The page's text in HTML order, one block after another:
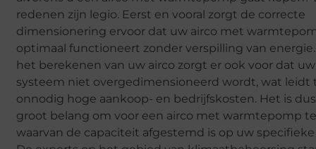
redenen zijn legio. Eerst en vooral zorgt de correcte
dimensionering ervoor dat uw airco met
optimaal functioneert zonder verspilling van
het berekenen van uw airco zorgt er ook voor dat uw
systeem niet overgedimensioneerd wordt, wat leidt
onnodig hoge aankoop- en bedrijfskosten. Het is
groot belang om voor een airco met warmtepomp
waarvan de capaciteit afgestemd is op uw